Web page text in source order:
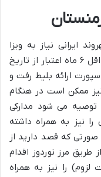
ایرانی نیاز به ویزا
ندارید. با این حال داشتن پاسپورت با حداقل ۶ ماه اعتبار از تاریخ
ارائه بلیط رفت و
ممکن است در هنگام
توصیه می شود مدارکی
نیز به همراه داشته
صورتی که قصد دارید از
طریق مرز نوردوز اقدام
را نیز به همراه